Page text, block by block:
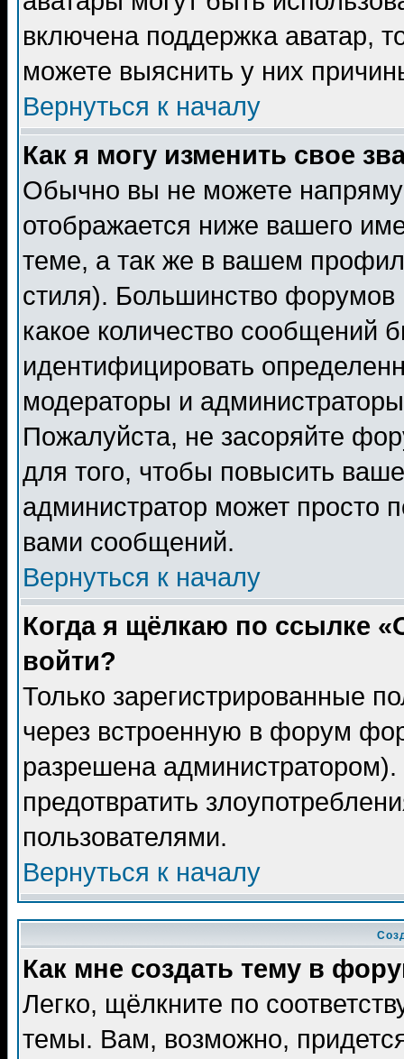
включена поддержка аватар,
можете выяснить у них
Вернуться к началу
Как я могу изменить свое
Обычно вы не можете
отображается ниже вашего
теме, а так же в вашем
стиля). Большинство форумов
какое количество сообщений
идентифицировать
модераторы и
Пожалуйста, не засоряйте
для того, чтобы повысить
администратор может просто
вами сообщений.
Вернуться к началу
Когда я щёлкаю по ссылке
войти?
Только зарегистрированные
через встроенную в форум
разрешена
предотвратить
пользователями.
Вернуться к началу
Как мне создать тему в
Легко, щёлкните по
темы. Вам, возможно,